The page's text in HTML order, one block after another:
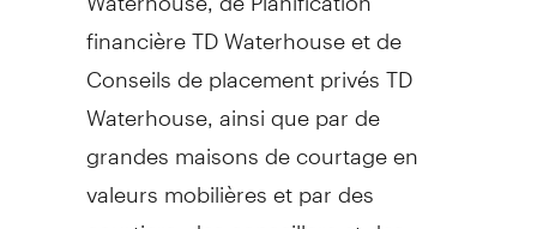
financière TD Waterhouse et de
Conseils de placement privés TD
Waterhouse, ainsi que par de
grandes maisons de courtage en
valeurs mobilières et par des